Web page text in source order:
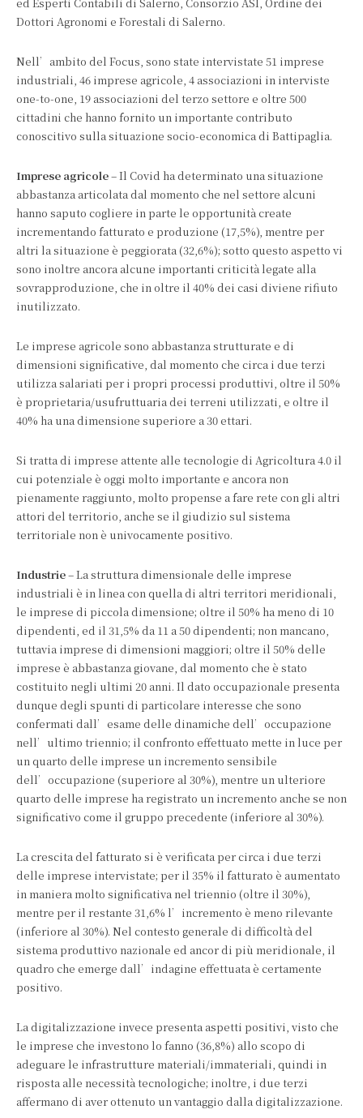
Dottori Agronomi e Forestali di Salerno.
Nell’ambito del Focus, sono state intervistate 51 imprese
industriali, 46 imprese agricole, 4 associazioni in interviste
one-to-one, 19 associazioni del terzo settore e oltre 500
cittadini che hanno fornito un importante contributo
conoscitivo sulla situazione socio-economica di Battipaglia.
Imprese agricole– Il Covid ha determinato una situazione
abbastanza articolata dal momento che nel settore alcuni
hanno saputo cogliere in parte le opportunità create
incrementando fatturato e produzione (17,5%), mentre per
altri la situazione è peggiorata (32,6%); sotto questo aspetto vi
sono inoltre ancora alcune importanti criticità legate alla
sovrapproduzione, che in oltre il 40% dei casi diviene rifiuto
inutilizzato.
Le imprese agricole sono abbastanza strutturate e di
dimensioni significative, dal momento che circa i due terzi
utilizza salariati per i propri processi produttivi, oltre il 50%
è proprietaria/usufruttuaria dei terreni utilizzati, e oltre il
40% ha una dimensione superiore a 30 ettari.
Si tratta di imprese attente alle tecnologie di Agricoltura 4.0 il
cui potenziale è oggi molto importante e ancora non
pienamente raggiunto, molto propense a fare rete con gli altri
attori del territorio, anche se il giudizio sul sistema
territoriale non è univocamente positivo.
Industrie– La struttura dimensionale delle imprese
industriali è in linea con quella di altri territori meridionali,
le imprese di piccola dimensione; oltre il 50% ha meno di 10
dipendenti, ed il 31,5% da 11 a 50 dipendenti; non mancano,
tuttavia imprese di dimensioni maggiori; oltre il 50% delle
imprese è abbastanza giovane, dal momento che è stato
costituito negli ultimi 20 anni. Il dato occupazionale presenta
dunque degli spunti di particolare interesse che sono
confermati dall’esame delle dinamiche dell’occupazione
nell’ultimo triennio; il confronto effettuato mette in luce per
un quarto delle imprese un incremento sensibile
dell’occupazione (superiore al 30%), mentre un ulteriore
quarto delle imprese ha registrato un incremento anche se non
significativo come il gruppo precedente (inferiore al 30%).
La crescita del fatturato si è verificata per circa i due terzi
delle imprese intervistate; per il 35% il fatturato è aumentato
in maniera molto significativa nel triennio (oltre il 30%),
mentre per il restante 31,6% l’incremento è meno rilevante
(inferiore al 30%). Nel contesto generale di difficoltà del
sistema produttivo nazionale ed ancor di più meridionale, il
quadro che emerge dall’indagine effettuata è certamente
positivo.
La digitalizzazione invece presenta aspetti positivi, visto che
le imprese che investono lo fanno (36,8%) allo scopo di
adeguare le infrastrutture materiali/immateriali, quindi in
risposta alle necessità tecnologiche; inoltre, i due terzi
affermano di aver ottenuto un vantaggio dalla digitalizzazione.